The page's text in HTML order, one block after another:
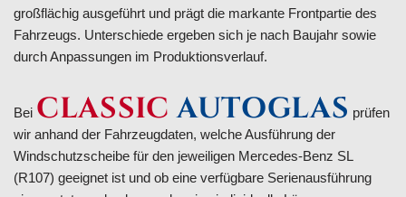
großflächig ausgeführt und prägt die markante Frontpartie des
Fahrzeugs. Unterschiede ergeben sich je nach Baujahr sowie
durch Anpassungen im Produktionsverlauf.
Bei CLASSIC AUTOGLAS prüfen
wir anhand der Fahrzeugdaten, welche Ausführung der
Windschutzscheibe für den jeweiligen Mercedes-Benz SL
(R107) geeignet ist und ob eine verfügbare Serienausführung